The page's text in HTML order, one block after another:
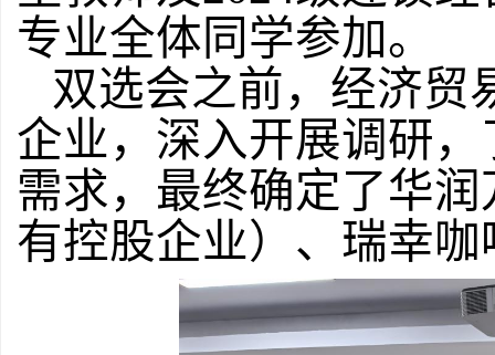
专业全体同学参加。
双选会之前，经济贸
企业，深入开展调研
需求，最终确定了华
有控股企业）、瑞幸